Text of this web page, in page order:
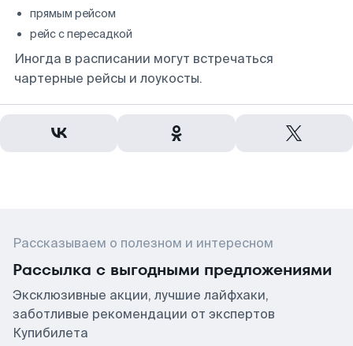
прямым рейсом
рейс с пересадкой
Иногда в расписании могут встречаться
чартерные рейсы и лоукосты.
Рассказываем о полезном и интересном
Рассылка с выгодными предложениями
Эксклюзивные акции, лучшие лайфхаки,
заботливые рекомендации от экспертов
Купибилета